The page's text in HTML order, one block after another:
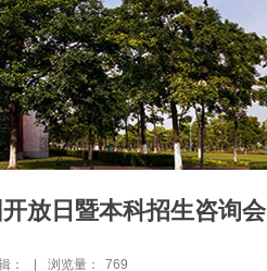
放日暨本科招生咨询会
： | 浏览量： 769